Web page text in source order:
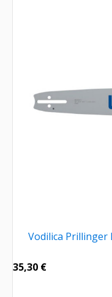
Vodilica Prillinger
35,30 €